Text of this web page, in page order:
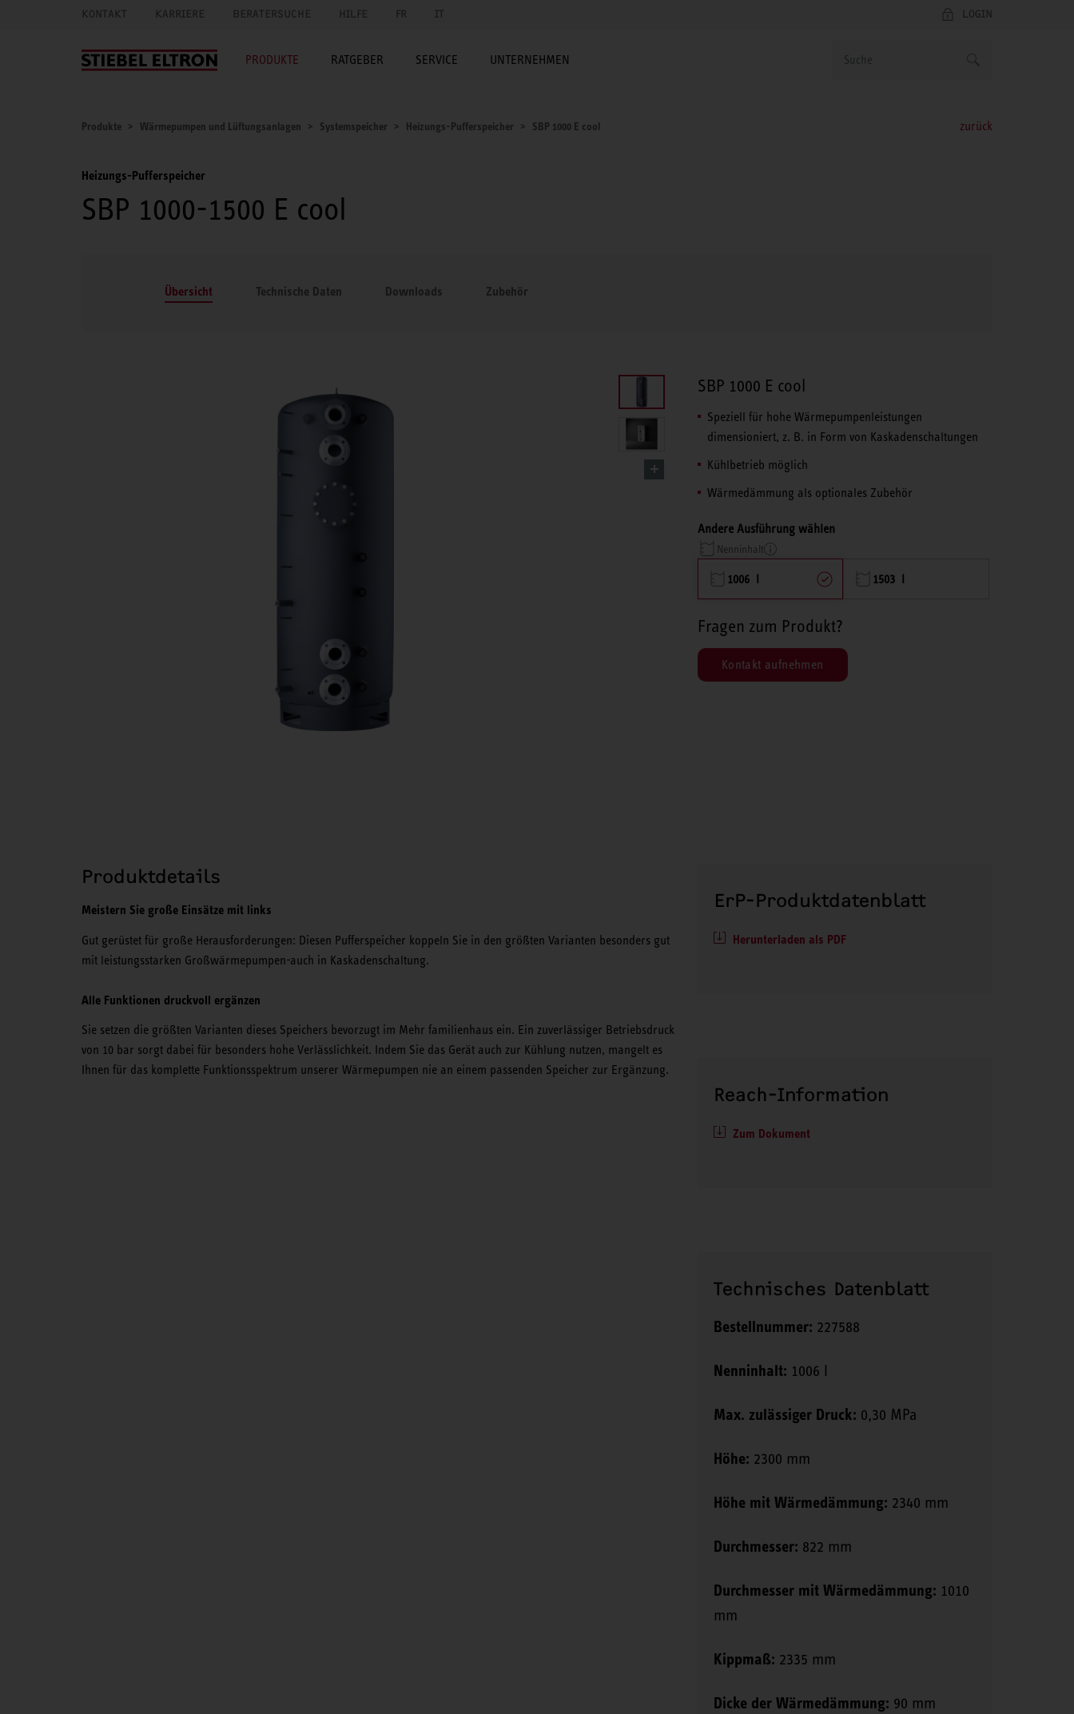
KONTAKT KARRIERE BERATERSUCHE HILFE FR IT LOGIN
PRODUKTE RATGEBER SERVICE UNTERNEHMEN
Produkte Wärmepumpen und Lüftungsanlagen Systemspeicher Heizungs-Pufferspeicher SBP 1000 E cool zurück
Heizungs-Pufferspeicher
SBP 1000-1500 E cool
Übersicht Technische Daten Downloads Zubehör
SBP 1000 E cool
Speziell für hohe Wärmepumpenleistungen
dimensioniert, z. B. in Form von Kaskadenschaltungen
Kühlbetrieb möglich
Wärmedämmung als optionales Zubehör
Andere Ausführung wählen
Nenninhalt
1006 l 1503 l
Fragen zum Produkt?
Kontakt aufnehmen
Produktdetails
Meistern Sie große Einsätze mit links
Gut gerüstet für große Herausforderungen: Diesen Pufferspeicher koppeln Sie in den größten Varianten besonders gut
mit leistungsstarken Großwärmepumpen-auch in Kaskadenschaltung.
Alle Funktionen druckvoll ergänzen
Sie setzen die größten Varianten dieses Speichers bevorzugt im Mehr familienhaus ein. Ein zuverlässiger Betriebsdruck
von 10 bar sorgt dabei für besonders hohe Verlässlichkeit. Indem Sie das Gerät auch zur Kühlung nutzen, mangelt es
Ihnen für das komplette Funktionsspektrum unserer Wärmepumpen nie an einem passenden Speicher zur Ergänzung.
ErP-Produktdatenblatt
Herunterladen als PDF
Reach-Information
Zum Dokument
Technisches Datenblatt
Bestellnummer: 227588
Nenninhalt: 1006 l
Max. zulässiger Druck: 0,30 MPa
Höhe: 2300 mm
Höhe mit Wärmedämmung: 2340 mm
Durchmesser: 822 mm
Durchmesser mit Wärmedämmung: 1010
mm
Kippmaß: 2335 mm
Dicke der Wärmedämmung: 90 mm